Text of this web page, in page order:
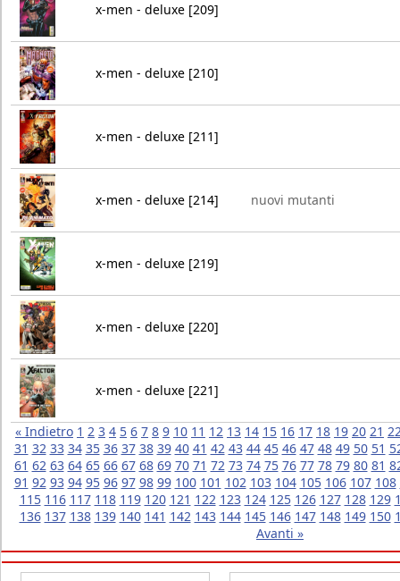
x-men - deluxe [209]
x-men - deluxe [210]
x-men - deluxe [211]
x-men - deluxe [214] nuovi mutanti
x-men - deluxe [219]
x-men - deluxe [220]
x-men - deluxe [221]
« Indietro 1 2 3 4 5 6 7 8 9 10 11 12 13 14 15 16 17 18 19 20 21
31 32 33 34 35 36 37 38 39 40 41 42 43 44 45 46 47 48 49 50 51
61 62 63 64 65 66 67 68 69 70 71 72 73 74 75 76 77 78 79 80 81
91 92 93 94 95 96 97 98 99 100 101 102 103 104 105 106 107 108
115 116 117 118 119 120 121 122 123 124 125 126 127 128 129
136 137 138 139 140 141 142 143 144 145 146 147 148 149 150
Avanti »